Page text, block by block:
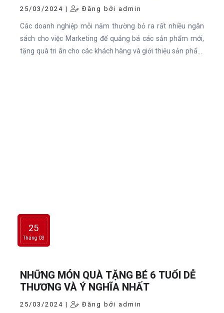
25/03/2024 | Đăng bởi admin
Các doanh nghiệp mỗi năm thường bỏ ra rất nhiều ngân
sách cho việc Marketing để quảng bá các sản phẩm mới,
tặng quà tri ân cho các khách hàng và giới thiệu sản phẩm
25
Tháng 03
NHỮNG MÓN QUÀ TẶNG BÉ 6 TUỔI DỄ
THƯƠNG VÀ Ý NGHĨA NHẤT
25/03/2024 | Đăng bởi admin